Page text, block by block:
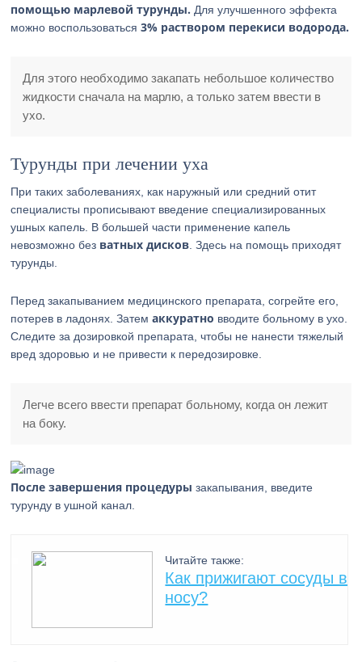
помощью марлевой турунды. Для улучшенного эффекта
можно воспользоваться3% раствором перекиси водорода.
Для этого необходимо закапать небольшое количество
жидкости сначала на марлю, а только затем ввести в
ухо.
Турунды при лечении уха
При таких заболеваниях, как наружный или средний отит
специалисты прописывают введение специализированных
ушных капель. В большей части применение капель
невозможно без ватных дисков . Здесь на помощь приходят
турунды.
Перед закапыванием медицинского препарата, согрейте его,
потерев в ладонях. Затемаккуратно вводите больному в ухо.
Следите за дозировкой препарата, чтобы не нанести тяжелый
вред здоровью и не привести к передозировке.
Легче всего ввести препарат больному, когда он лежит
на боку.
После завершения процедуры закапывания, введите
турунду в ушной канал.
Читайте также:
Как прижигают сосуды в
носу?